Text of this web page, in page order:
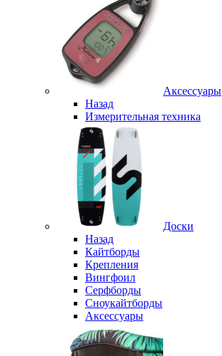
Аксессуары
Назад
Измерительная техника
Доски
Назад
Кайтборды
Крепления
Вингфоил
Серфборды
Сноукайтборды
Аксессуары